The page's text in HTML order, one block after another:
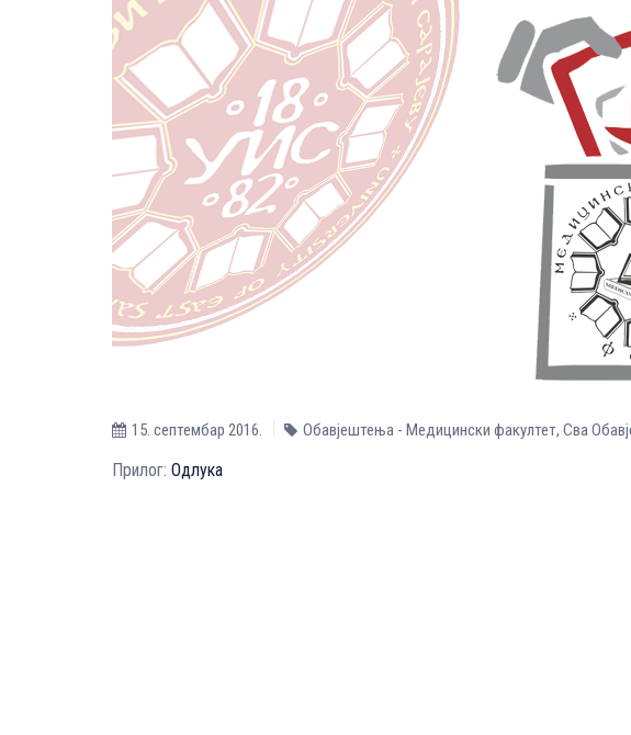
15. септембар 2016. Обавјештења - Медицински факултет, Сва
Прилог: Одлука